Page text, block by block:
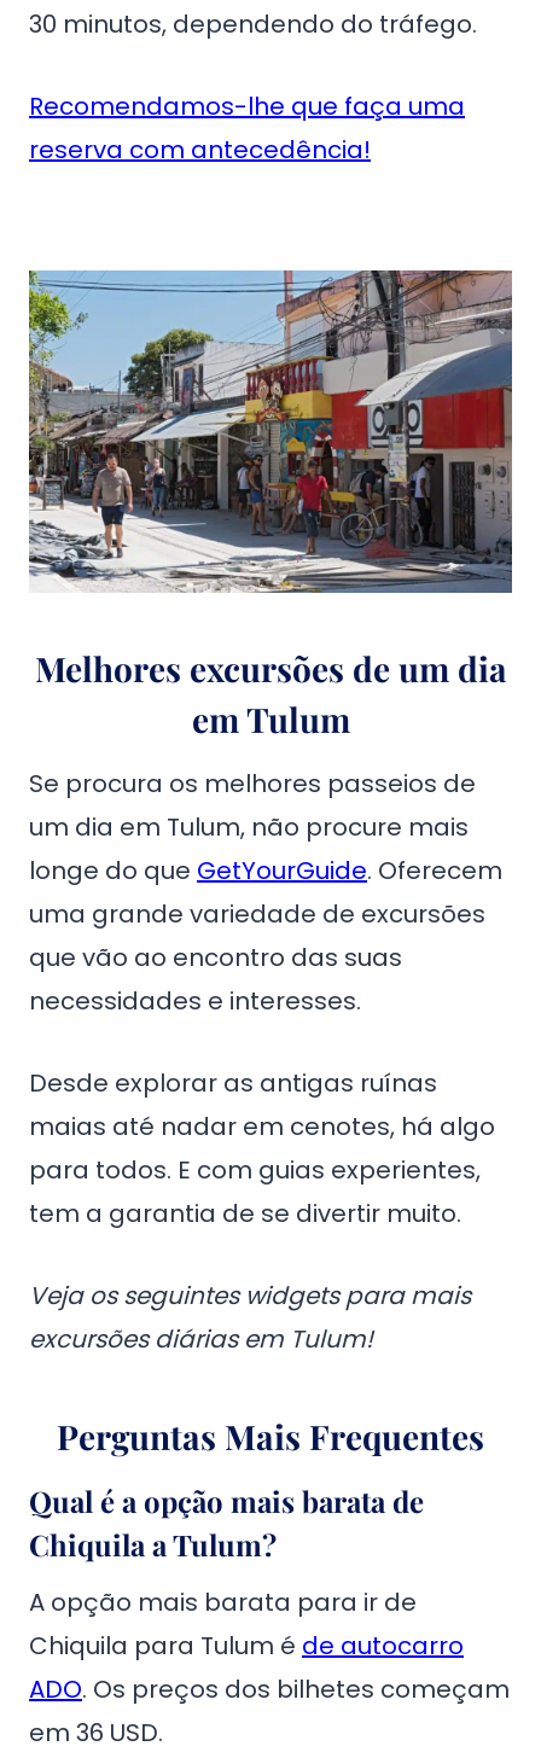
30 minutos, dependendo do tráfego.
Recomendamos-lhe que faça uma
reserva com antecedência!
Melhores excursões de um dia
em Tulum
Se procura os melhores passeios de
um dia em Tulum, não procure mais
longe do que GetYourGuide. Oferecem
uma grande variedade de excursões
que vão ao encontro das suas
necessidades e interesses.
Desde explorar as antigas ruínas
maias até nadar em cenotes, há algo
para todos. E com guias experientes,
tem a garantia de se divertir muito.
Veja os seguintes widgets para mais
excursões diárias em Tulum!
Perguntas Mais Frequentes
Qual é a opção mais barata de
Chiquila a Tulum?
A opção mais barata para ir de
Chiquila para Tulum é de autocarro
ADO. Os preços dos bilhetes começam
em 36 USD.